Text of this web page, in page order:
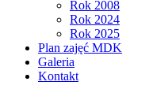
Rok 2008
Rok 2024
Rok 2025
Plan zajęć MDK
Galeria
Kontakt